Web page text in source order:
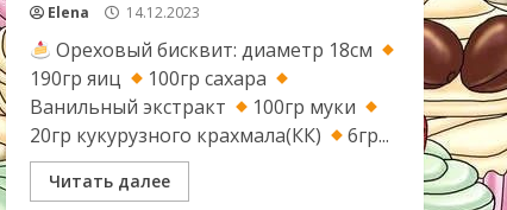
Elena 14.12.2023
Ореховый бисквит: диаметр 18см
190гр яиц
100гр сахара
Ванильный экстракт
100гр муки
20гр кукурузного крахмала(КК)
6гр...
Читать далее